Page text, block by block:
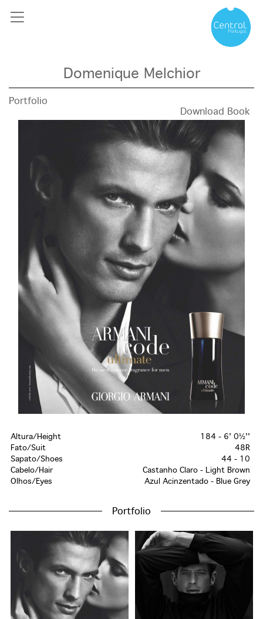
Domenique Melchior
Portfolio
Download Book
Altura/Height
184 - 6' 0½''
Fato/Suit
48R
Sapato/Shoes
44 - 10
Cabelo/Hair
Castanho Claro - Light Brown
Olhos/Eyes
Azul Acinzentado - Blue Grey
Portfolio